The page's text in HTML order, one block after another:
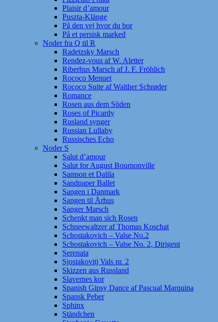
Plaisir d’amour
Puszta-Klänge
På den vej hvor du bor
På et persisk marked
Noder fra Q til R
Radetzsky Marsch
Rendez-vous af W. Aletter
Riberhus Marsch af J. F. Fröhlich
Rococo Menuet
Rococo Suite af Walther Schrøder
Romance
Rosen aus dem Süden
Roses of Picardy
Rusland synger
Russian Lullaby
Russisches Echo
Noder S
Salut d’amour
Salut for August Bournonville
Samson et Dalila
Sandpaper Ballet
Sangen i Danmark
Sangen til Århus
Sanger Marsch
Schenkt man sich Rosen
Schneewaltzer af Thomas Koschat
Schostakovich – Valse No.2
Schostakovich – Valse No. 2, Dirigent
Serenata
Sjostakovitj Vals nr. 2
Skizzen aus Russland
Slavernes kor
Spanish Gipsy Dance af Pascual Marquina
Spansk Peber
Sphinx
Ständchen